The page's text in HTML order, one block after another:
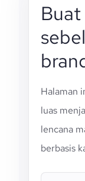
Halaman
luas
lencana
berbasis